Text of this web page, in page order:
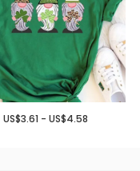
US$3.61 - US$4.58